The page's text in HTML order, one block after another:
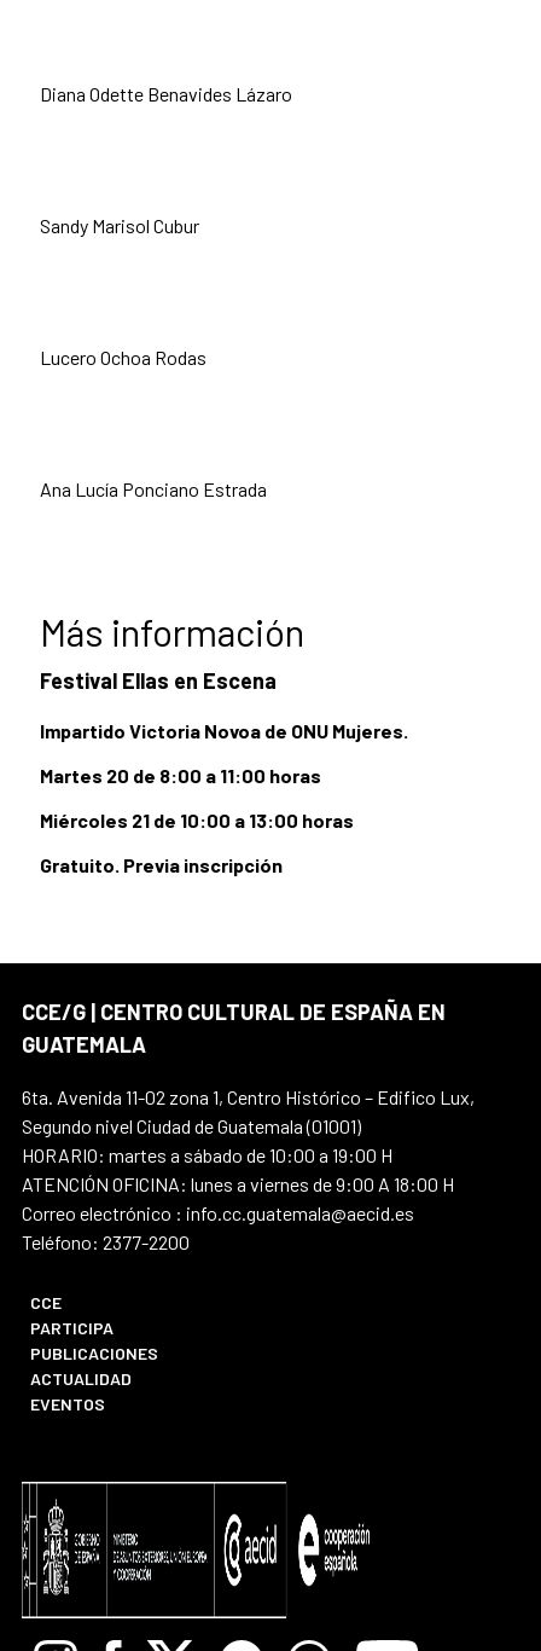
Diana Odette Benavides Lázaro
Sandy Marisol Cubur
Lucero Ochoa Rodas
Ana Lucía Ponciano Estrada
Más información
Festival Ellas en Escena
Impartido Victoria Novoa de ONU Mujeres.
Martes 20 de 8:00 a 11:00 horas
Miércoles 21 de 10:00 a 13:00 horas
Gratuito. Previa inscripción
CCE/G | CENTRO CULTURAL DE ESPAÑA EN
GUATEMALA
6ta. Avenida 11-02 zona 1, Centro Histórico – Edifico Lux,
Segundo nivel Ciudad de Guatemala (01001)
HORARIO: martes a sábado de 10:00 a 19:00 H
ATENCIÓN OFICINA: lunes a viernes de 9:00 A 18:00 H
Correo electrónico : info.cc.guatemala@aecid.es
Teléfono: 2377-2200
CCE
PARTICIPA
PUBLICACIONES
ACTUALIDAD
EVENTOS